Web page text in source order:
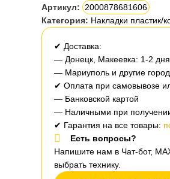
Артикул:
2000878681606
Категория: Накладки пластик/
✔ Доставка:
— Донецк, Макеевка: 1-2 дня
— Мариуполь и другие
✔ Оплата при самовывозе
— Банковской картой
— Наличными при
✔ Гарантия на все товары:
Есть вопросы?
Напишите нам в Чат-бот,
выбрать технику.